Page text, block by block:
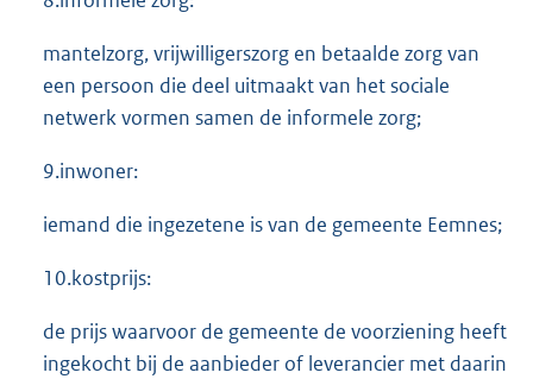
mantelzorg, vrijwilligerszorg en betaalde zorg van
een persoon die deel uitmaakt van het sociale
netwerk vormen samen de informele zorg;
9.inwoner:
iemand die ingezetene is van de gemeente Eemnes;
10.kostprijs:
de prijs waarvoor de gemeente de voorziening heeft
ingekocht bij de aanbieder of leverancier met daarin